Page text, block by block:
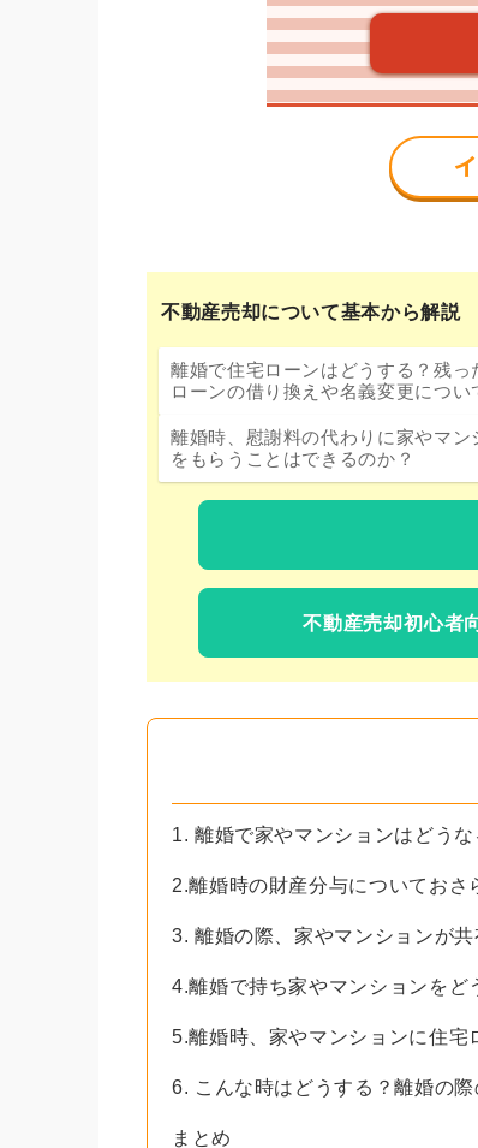
不動産売却について基本から解説
離婚で住宅ローンはどうする？残っ
ローンの借り換えや名義変更につい
離婚時、慰謝料の代わりに家やマン
をもらうことはできるのか？
不動産売却初心者
1. 離婚で家やマンションはどう
2.離婚時の財産分与についておさ
3. 離婚の際、家やマンションが
4.離婚で持ち家やマンションをど
5.離婚時、家やマンションに住宅
6. こんな時はどうする？離婚の
まとめ